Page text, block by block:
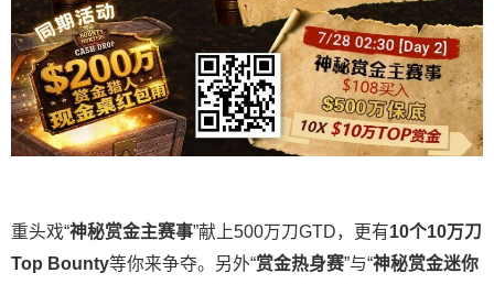
重头戏“神秘赏金主赛事”献上500万刀GTD，更有10个10万刀
Top Bounty等你来争夺。另外“赏金热身赛”与“神秘赏金迷你